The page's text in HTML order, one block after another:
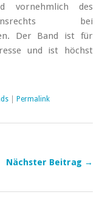
vornehmlich des
bei
Der Band ist für
und ist höchst
Permalink
Nächster Beitrag →